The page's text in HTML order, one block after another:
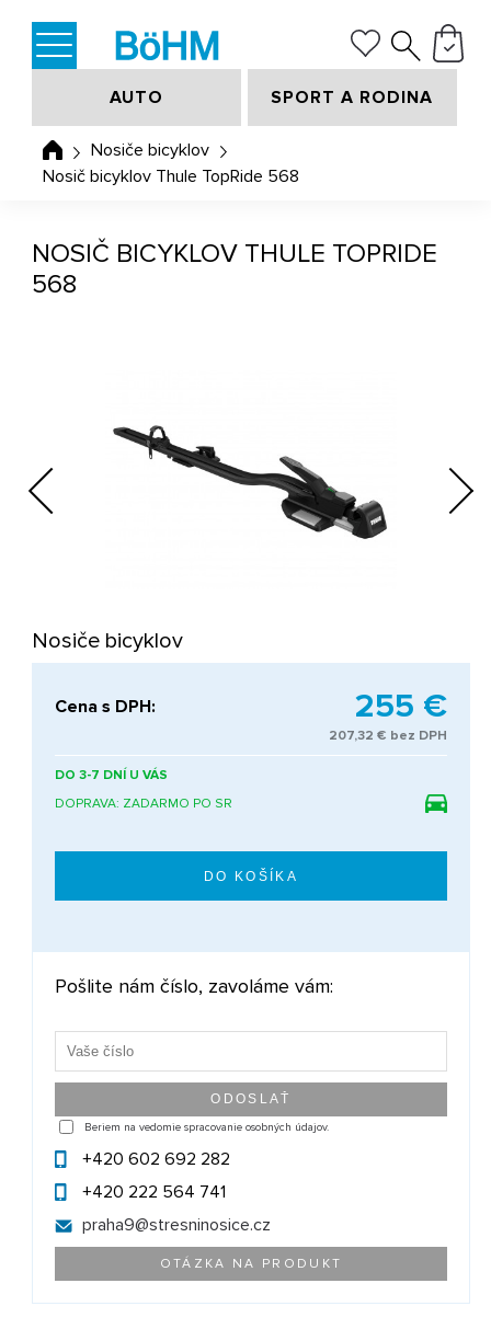
AUTO SPORT A RODINA
Nosiče bicyklov
Nosič bicyklov Thule TopRide 568
Previous Next
NOSIČ BICYKLOV THULE TOPRIDE
568
Nosiče bicyklov
Cena s DPH: 255 €
207,32 € bez DPH
DO 3-7 DNÍ U VÁS
DOPRAVA: ZADARMO PO SR
Pošlite nám číslo, zavoláme vám:
Beriem na vedomie spracovanie osobných údajov.
+420 602 692 282
+420 222 564 741
praha9@stresninosice.cz
OTÁZKA NA PRODUKT